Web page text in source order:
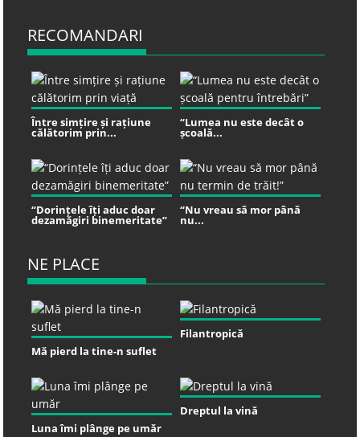
RECOMANDARI
Între simțire și rațiune
călătorim prin...
“Lumea nu este decât o
școală...
“Dorințele îți aduc doar
dezamăgiri binemeritate”
“Nu vreau să mor până
nu...
NE PLACE
Mă pierd la tine-n suflet
Filantropică
Luna îmi plânge pe umăr
Dreptul la vină